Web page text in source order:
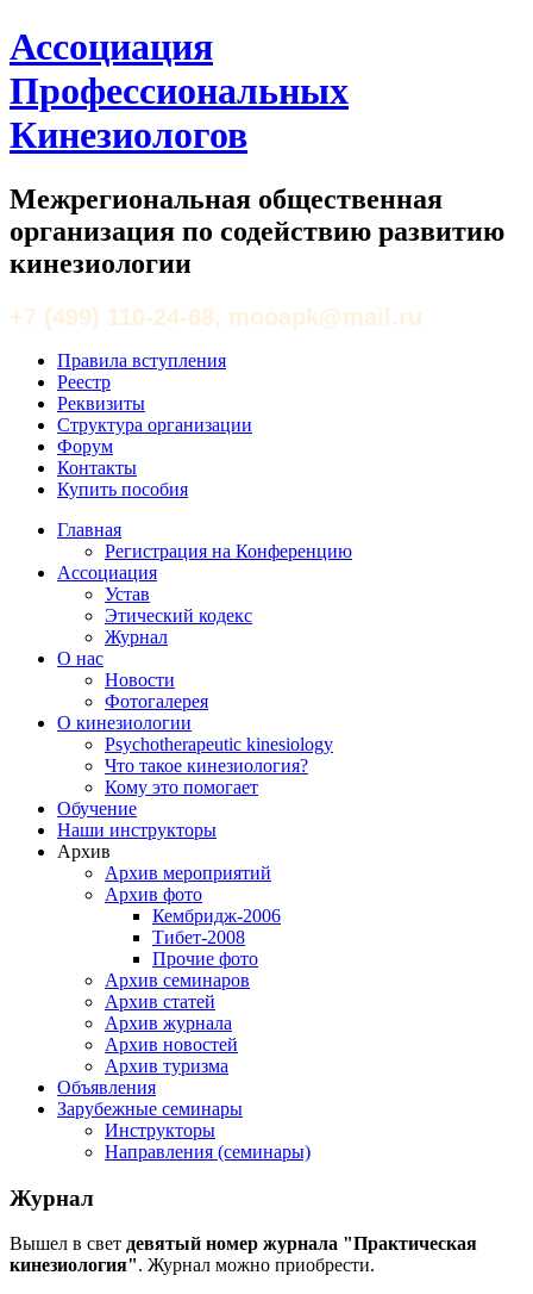
Ассоциация
Профессиональных
Кинезиологов
Межрегиональная общественная
организация по содействию развитию
кинезиологии
+7 (499) 110-24-68, mooapk@mail.ru
Правила вступления
Реестр
Реквизиты
Структура организации
Форум
Контакты
Купить пособия
Главная
Регистрация на Конференцию
Ассоциация
Устав
Этический кодекс
Журнал
О нас
Новости
Фотогалерея
О кинезиологии
Psychotherapeutic kinesiology
Что такое кинезиология?
Кому это помогает
Обучение
Наши инструкторы
Архив
Архив мероприятий
Архив фото
Кембридж-2006
Тибет-2008
Прочие фото
Архив семинаров
Архив статей
Архив журнала
Архив новостей
Архив туризма
Объявления
Зарубежные семинары
Инструкторы
Направления (семинары)
Журнал
Вышел в свет девятый номер журнала "Практическая
кинезиология". Журнал можно приобрести.